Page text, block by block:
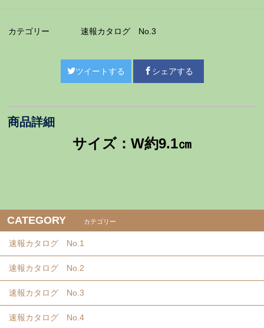
カテゴリー 速報カタログ No.3
ツイートする シェアする
商品詳細
サイズ：W約9.1㎝
CATEGORY カテゴリー
速報カタログ No.1
速報カタログ No.2
速報カタログ No.3
速報カタログ No.4